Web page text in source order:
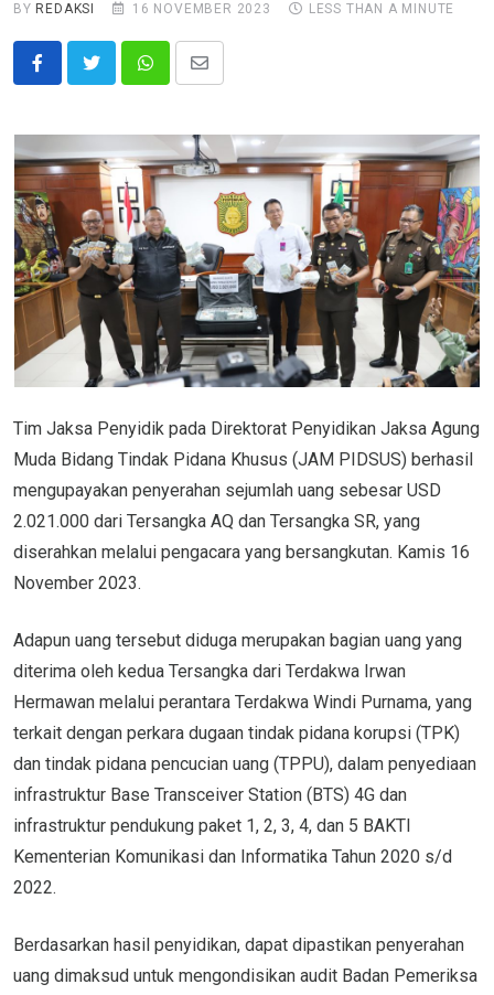
BY REDAKSI 16 NOVEMBER 2023 LESS THAN A MINUTE
WhatsappShare
Email
Tim Jaksa Penyidik pada Direktorat Penyidikan Jaksa Agung
Muda Bidang Tindak Pidana Khusus (JAM PIDSUS) berhasil
mengupayakan penyerahan sejumlah uang sebesar USD
2.021.000 dari Tersangka AQ dan Tersangka SR, yang
diserahkan melalui pengacara yang bersangkutan. Kamis 16
November 2023.
Adapun uang tersebut diduga merupakan bagian uang yang
diterima oleh kedua Tersangka dari Terdakwa Irwan
Hermawan melalui perantara Terdakwa Windi Purnama, yang
terkait dengan perkara dugaan tindak pidana korupsi (TPK)
dan tindak pidana pencucian uang (TPPU), dalam penyediaan
infrastruktur Base Transceiver Station (BTS) 4G dan
infrastruktur pendukung paket 1, 2, 3, 4, dan 5 BAKTI
Kementerian Komunikasi dan Informatika Tahun 2020 s/d
2022.
Berdasarkan hasil penyidikan, dapat dipastikan penyerahan
uang dimaksud untuk mengondisikan audit Badan Pemeriksa